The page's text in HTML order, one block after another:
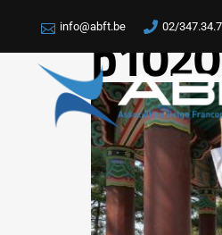
info@abft.be 02/